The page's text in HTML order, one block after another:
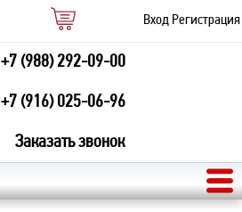
Вход Регистрация
+7 (988) 292-09-00
+7 (916) 025-06-96
Заказать звонок